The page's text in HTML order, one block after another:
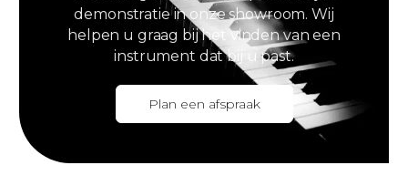
demonstratie in onze showroom. Wij
helpen u graag bij het vinden van een
instrument dat bij u past.
Plan een afspraak